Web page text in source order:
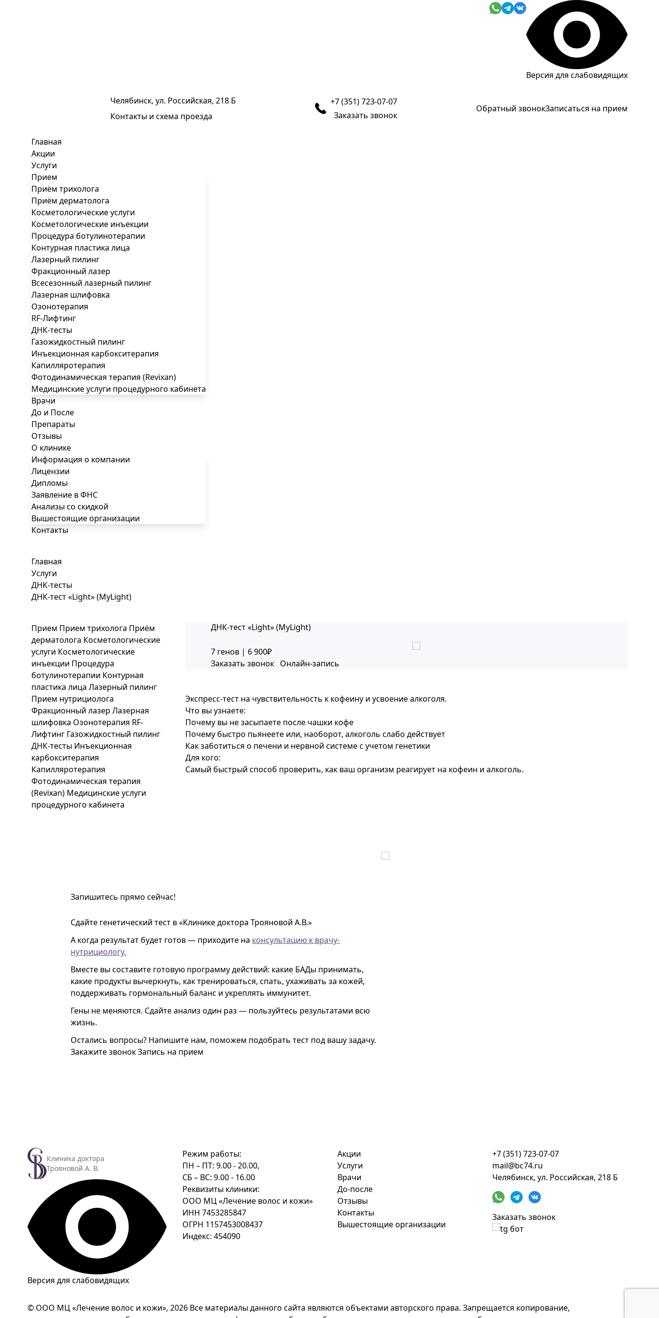
Версия для слабовидящих
Челябинск, ул. Российская, 218 Б
Контакты и схема проезда
+7 (351) 723-07-07
Заказать звонок
Обратный звонокЗаписаться на прием
Главная
Акции
Услуги
Прием
Приём трихолога
Приём дерматолога
Косметологические услуги
Косметологические инъекции
Процедура ботулинотерапии
Контурная пластика лица
Лазерный пилинг
Фракционный лазер
Всесезонный лазерный пилинг
Лазерная шлифовка
Озонотерапия
RF-Лифтинг
ДНК-тесты
Газожидкостный пилинг
Инъекционная карбокситерапия
Капилляротерапия
Фотодинамическая терапия (Revixan)
Медицинские услуги процедурного кабинета
Врачи
До и После
Препараты
Отзывы
О клинике
Информация о компании
Лицензии
Дипломы
Заявление в ФНС
Анализы со скидкой
Вышестоящие организации
Контакты
Главная
Услуги
ДНК-тесты
ДНК-тест «Light» (MyLight)
Прием Прием трихолога Приём
дерматолога Косметологические
услуги Косметологические
инъекции Процедура
ботулинотерапии Контурная
пластика лица Лазерный пилинг
Прием нутрициолога
Фракционный лазер Лазерная
шлифовка Озонотерапия RF-
Лифтинг Газожидкостный пилинг
ДНК-тесты Инъекционная
карбокситерапия
Капилляротерапия
Фотодинамическая терапия
(Revixan) Медицинские услуги
процедурного кабинета
ДНК-тест «Light» (MyLight)
7 генов | 6 900₽
Заказать звонок Онлайн-запись
Экспресс-тест на чувствительность к кофеину и усвоение алкоголя.
Что вы узнаете:
Почему вы не засыпаете после чашки кофе
Почему быстро пьянеете или, наоборот, алкоголь слабо действует
Как заботиться о печени и нервной системе с учетом генетики
Для кого:
Самый быстрый способ проверить, как ваш организм реагирует на кофеин и алкоголь.
Запишитесь прямо сейчас!
Сдайте генетический тест в «Клинике доктора Трояновой А.В.»
А когда результат будет готов — приходите на консультацию к врачу-
нутрициологу.
Вместе вы составите готовую программу действий: какие БАДы принимать,
какие продукты вычеркнуть, как тренироваться, спать, ухаживать за кожей,
поддерживать гормональный баланс и укреплять иммунитет.
Гены не меняются. Сдайте анализ один раз — пользуйтесь результатами всю
жизнь.
Остались вопросы? Напишите нам, поможем подобрать тест под вашу задачу.
Закажите звонокЗапись на прием
Клиника доктора
Трояновой А. В.
Версия для слабовидящих
Режим работы:
ПН – ПТ: 9.00 - 20.00,
СБ – ВС: 9.00 - 16.00
Реквизиты клиники:
ООО МЦ «Лечение волос и кожи»
ИНН 7453285847
ОГРН 1157453008437
Индекс: 454090
Акции
Услуги
Врачи
До-после
Отзывы
Контакты
Вышестоящие организации
+7 (351) 723-07-07
mail@bc74.ru
Челябинск, ул. Российская, 218 Б
Заказать звонок
© ООО МЦ «Лечение волос и кожи», 2026 Все материалы данного сайта являются объектами авторского права. Запрещается копирование,